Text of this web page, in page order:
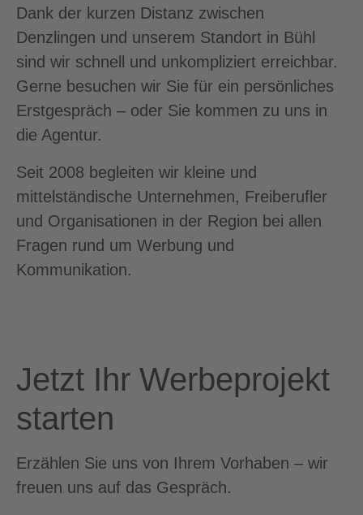
Dank der kurzen Distanz zwischen
Denzlingen und unserem Standort in Bühl
sind wir schnell und unkompliziert erreichbar.
Gerne besuchen wir Sie für ein persönliches
Erstgespräch – oder Sie kommen zu uns in
die Agentur.
Seit 2008 begleiten wir kleine und
mittelständische Unternehmen, Freiberufler
und Organisationen in der Region bei allen
Fragen rund um Werbung und
Kommunikation.
Jetzt Ihr Werbeprojekt
starten
Erzählen Sie uns von Ihrem Vorhaben – wir
freuen uns auf das Gespräch.